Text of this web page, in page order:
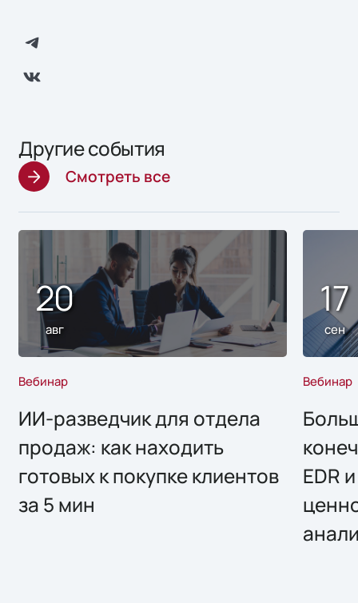
Другие события
Смотреть все
20
авг
Вебинар
ИИ-разведчик для отдела
продаж: как находить
готовых к покупке клиентов
за 5 мин
17
сен
Вебинар
EDR